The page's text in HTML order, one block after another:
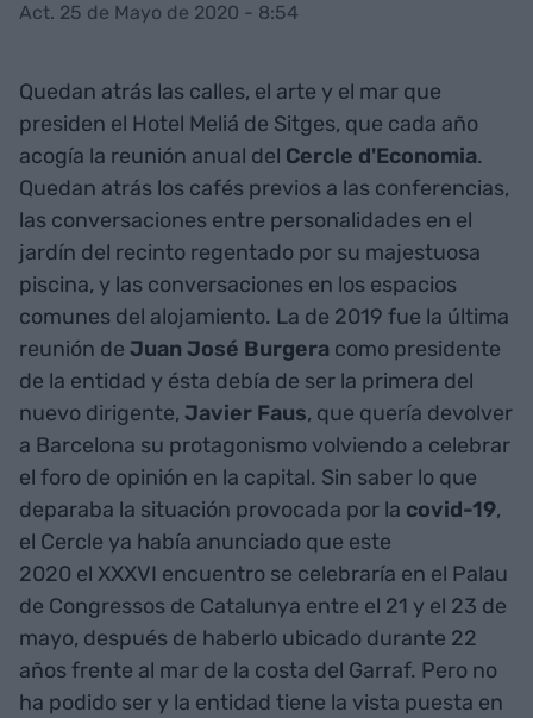
Act. 25 de Mayo de 2020 - 8:54
Quedan atrás las calles, el arte y el mar que
presiden el Hotel Meliá de Sitges, que cada año
acogía la reunión anual del Cercle d'Economia.
Quedan atrás los cafés previos a las conferencias,
las conversaciones entre personalidades en el
jardín del recinto regentado por su majestuosa
piscina, y las conversaciones en los espacios
comunes del alojamiento. La de 2019 fue la última
reunión de Juan José Burgera como presidente
de la entidad y ésta debía de ser la primera del
nuevo dirigente, Javier Faus, que quería devolver
a Barcelona su protagonismo volviendo a celebrar
el foro de opinión en la capital. Sin saber lo que
deparaba la situación provocada por la covid-19,
el Cercle ya había anunciado que este
2020 el XXXVI encuentro se celebraría en el Palau
de Congressos de Catalunya entre el 21 y el 23 de
mayo, después de haberlo ubicado durante 22
años frente al mar de la costa del Garraf. Pero no
ha podido ser y la entidad tiene la vista puesta en